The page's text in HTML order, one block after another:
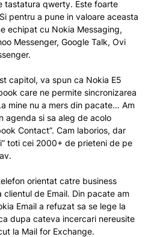
tastatura qwerty. Este foarte
pentru a pune in valoare aceasta
echipat cu Nokia Messaging,
Messenger, Google Talk, Ovi
capitol, va spun ca Nokia E5
care ne permite sincronizarea
mine nu a mers din pacate… Am
agenda si sa aleg de acolo
Contact”. Cam laborios, dar
toti cei 2000+ de prieteni de pe
orientat catre business
de Email. Din pacate am
Email a refuzat sa se lege la
dupa cateva incercari nereusite
la Mail for Exchange.